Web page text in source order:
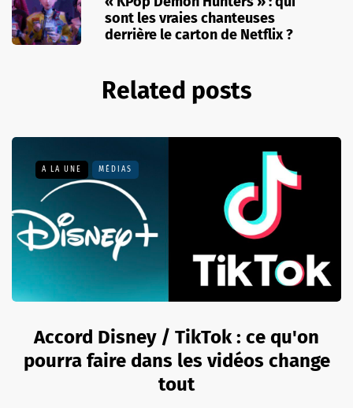
sont les vraies chanteuses
derrière le carton de Netflix ?
Related posts
A LA UNE MÉDIAS
Accord Disney / TikTok : ce qu'on
pourra faire dans les vidéos change
tout